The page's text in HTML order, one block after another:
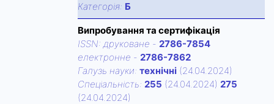
Категорiя: Б
Випробування та сертифікація
ISSN: друковане - 2786-7854
електронне - 2786-7862
Галузь науки: технічні (24.04.2024)
Спецiальнiсть: 255 (24.04.2024) 275
(24.04.2024)